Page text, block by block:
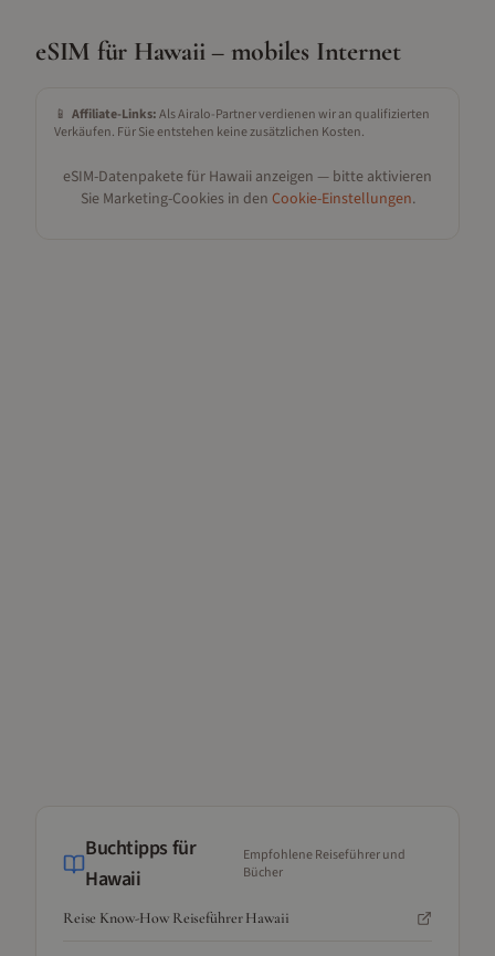
eSIM für Hawaii– mobiles Internet
📱 Affiliate-Links:Als Airalo-Partner verdienen wir an qualifizierten
Verkäufen. Für Sie entstehen keine zusätzlichen Kosten.
eSIM-Datenpakete für Hawaii anzeigen — bitte aktivieren
Sie Marketing-Cookies in den Cookie-Einstellungen.
Buchtipps für
Hawaii
Empfohlene Reiseführer und
Bücher
Reise Know-How Reiseführer Hawaii